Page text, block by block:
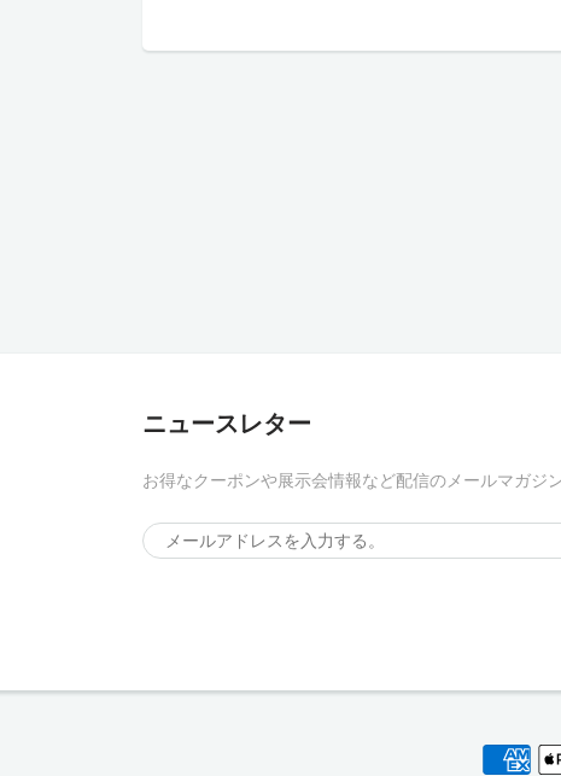
ニュースレター
お得なクーポンや展示会情報など配信のメールマガジ